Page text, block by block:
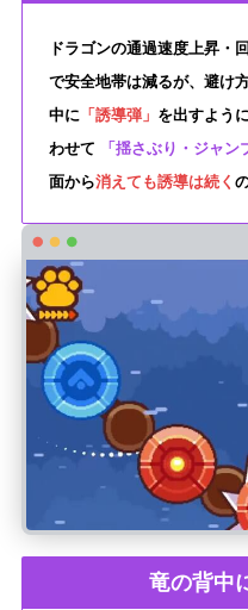
ドラゴンの通過速度上昇・
で安全地帯は減るが、避け
中に 「誘導弾」 を出すよう
わせて
「揺さぶり・ジャン
面から消えても誘導は続く
竜の背中